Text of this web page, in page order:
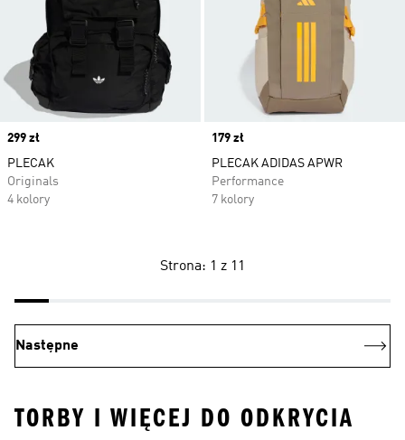
Price
299 zł
PLECAK
Originals
4 kolory
Price
179 zł
PLECAK ADIDAS APWR
Performance
7 kolory
Strona: 1 z 11
Następne
TORBY I WIĘCEJ DO ODKRYCIA